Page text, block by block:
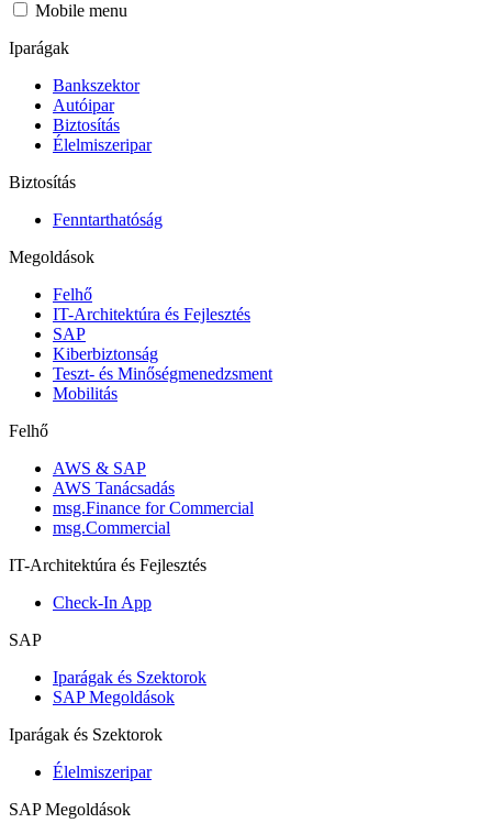
Mobile menu
Iparágak
Bankszektor
Autóipar
Biztosítás
Élelmiszeripar
Biztosítás
Fenntarthatóság
Megoldások
Felhő
IT-Architektúra és Fejlesztés
SAP
Kiberbiztonság
Teszt- és Minőségmenedzsment
Mobilitás
Felhő
AWS & SAP
AWS Tanácsadás
msg.Finance for Commercial
msg.Commercial
IT-Architektúra és Fejlesztés
Check-In App
SAP
Iparágak és Szektorok
SAP Megoldások
Iparágak és Szektorok
Élelmiszeripar
SAP Megoldások